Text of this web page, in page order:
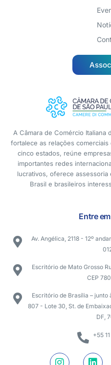
A Câmara de Comércio Italiana
fortalece as relações
cinco estados, reúne
importantes redes
lucrativos, oferece assessoria
Brasil e brasileiros
Entre
Av. Angélica, 2118 - 12º
Escritório de Mato Grosso
CEP
Escritório de Brasília – junto
807 - Lote 30, St. de
DF,
+55